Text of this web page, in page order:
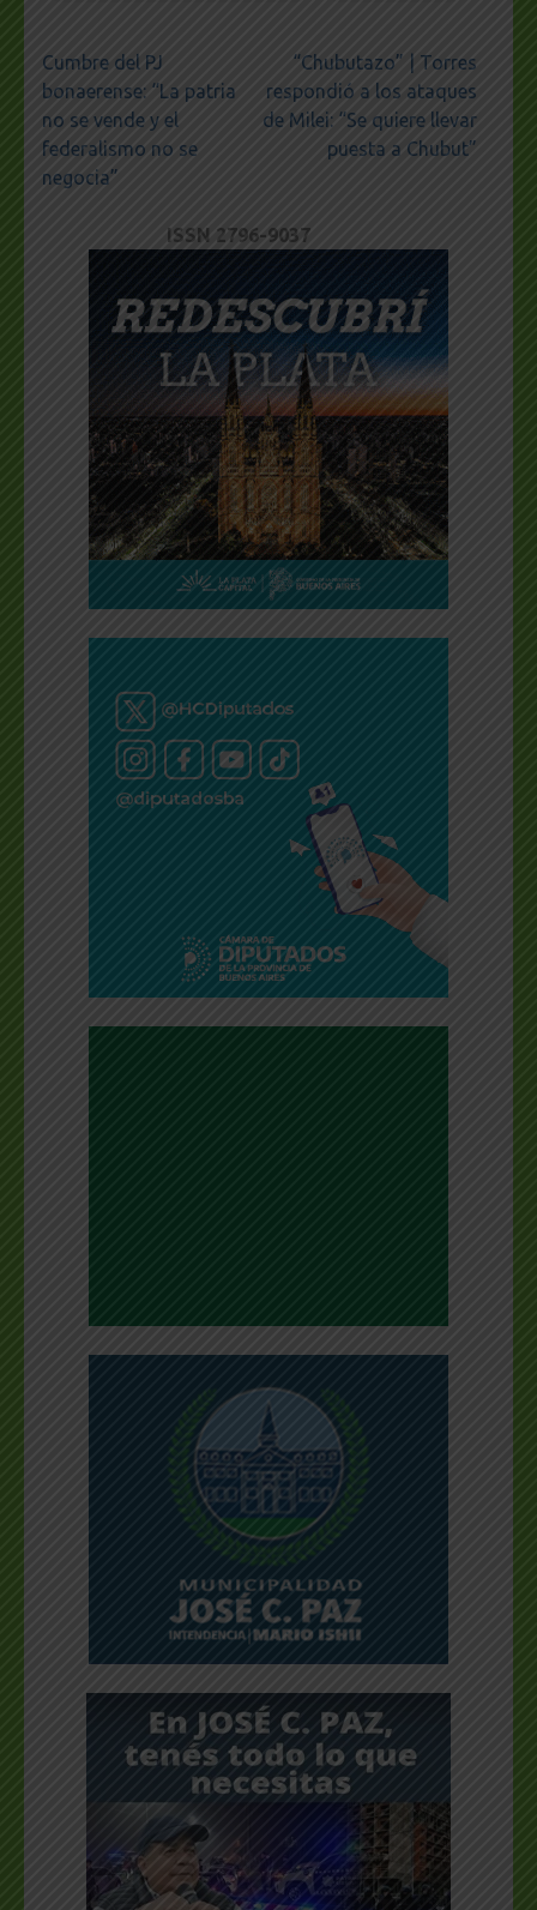
Navegación
de
entradas
Cumbre del PJ
bonaerense: “La patria
no se vende y el
federalismo no se
negocia”
“Chubutazo” | Torres
respondió a los ataques
de Milei: “Se quiere llevar
puesta a Chubut”
ISSN 2796-9037